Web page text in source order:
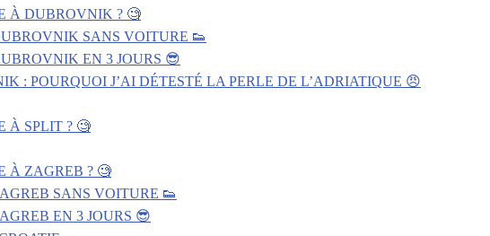
À DUBROVNIK ? 🧐
SANS VOITURE 👟
EN 3 JOURS 😎
: POURQUOI J’AI DÉTESTÉ LA PERLE DE L’ADRIATIQUE 😠
À SPLIT ? 🧐
À ZAGREB ? 🧐
SANS VOITURE 👟
EN 3 JOURS 😎